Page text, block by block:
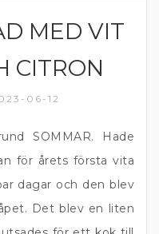
MED VIT
CITRON
06-12
SOMMAR. Hade
för årets första vita
dagar och den blev
Det blev en liten